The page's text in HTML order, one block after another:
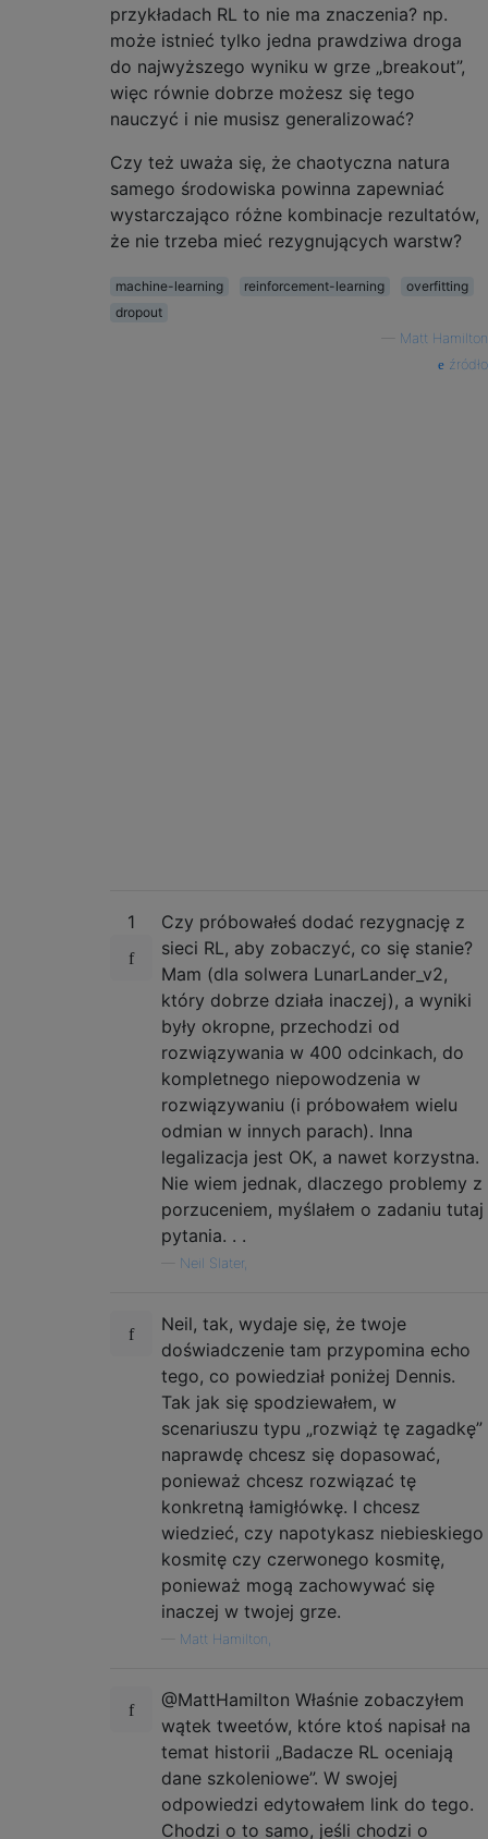
przykładach RL to nie ma znaczenia? np.
może istnieć tylko jedna prawdziwa droga
do najwyższego wyniku w grze „breakout”,
więc równie dobrze możesz się tego
nauczyć i nie musisz generalizować?
Czy też uważa się, że chaotyczna natura
samego środowiska powinna zapewniać
wystarczająco różne kombinacje rezultatów,
że nie trzeba mieć rezygnujących warstw?
machine-learning reinforcement-learning
overfitting
dropout
Matt Hamilton
źródło
1
Czy próbowałeś dodać rezygnację z
sieci RL, aby zobaczyć, co się stanie?
Mam (dla solwera LunarLander_v2,
który dobrze działa inaczej), a wyniki
były okropne, przechodzi od
rozwiązywania w 400 odcinkach, do
kompletnego niepowodzenia w
rozwiązywaniu (i próbowałem wielu
odmian w innych parach). Inna
legalizacja jest OK, a nawet korzystna.
Nie wiem jednak, dlaczego problemy z
porzuceniem, myślałem o zadaniu tutaj
pytania. . .
Neil Slater,
Neil, tak, wydaje się, że twoje
doświadczenie tam przypomina echo
tego, co powiedział poniżej Dennis.
Tak jak się spodziewałem, w
scenariuszu typu „rozwiąż tę zagadkę”
naprawdę chcesz się dopasować,
ponieważ chcesz rozwiązać tę
konkretną łamigłówkę. I chcesz
wiedzieć, czy napotykasz niebieskiego
kosmitę czy czerwonego kosmitę,
ponieważ mogą zachowywać się
inaczej w twojej grze.
Matt Hamilton,
@MattHamilton Właśnie zobaczyłem
wątek tweetów, które ktoś napisał na
temat historii „Badacze RL oceniają
dane szkoleniowe”. W swojej
odpowiedzi edytowałem link do tego.
Chodzi o to samo, jeśli chodzi o